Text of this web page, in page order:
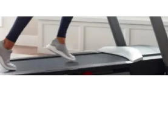
НАМЕТИ